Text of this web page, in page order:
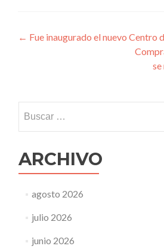
Navegación
← Fue inaugurado el nuevo Centro
ARCHIVO
agosto 2026
julio 2026
junio 2026